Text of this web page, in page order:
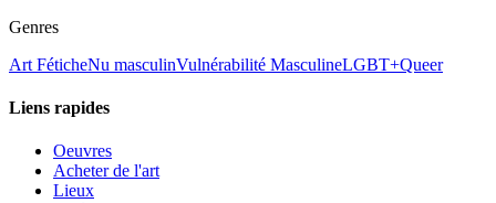
Genres
Art FéticheNu masculinVulnérabilité MasculineLGBT+Queer
Liens rapides
Oeuvres
Acheter de l'art
Lieux